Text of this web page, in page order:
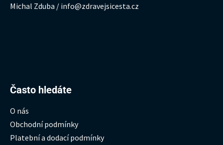
Michal Zduba / info@zdravejsicesta.cz
Často hledáte
O nás
Obchodní podmínky
Platební a dodací podmínky
Hledat: